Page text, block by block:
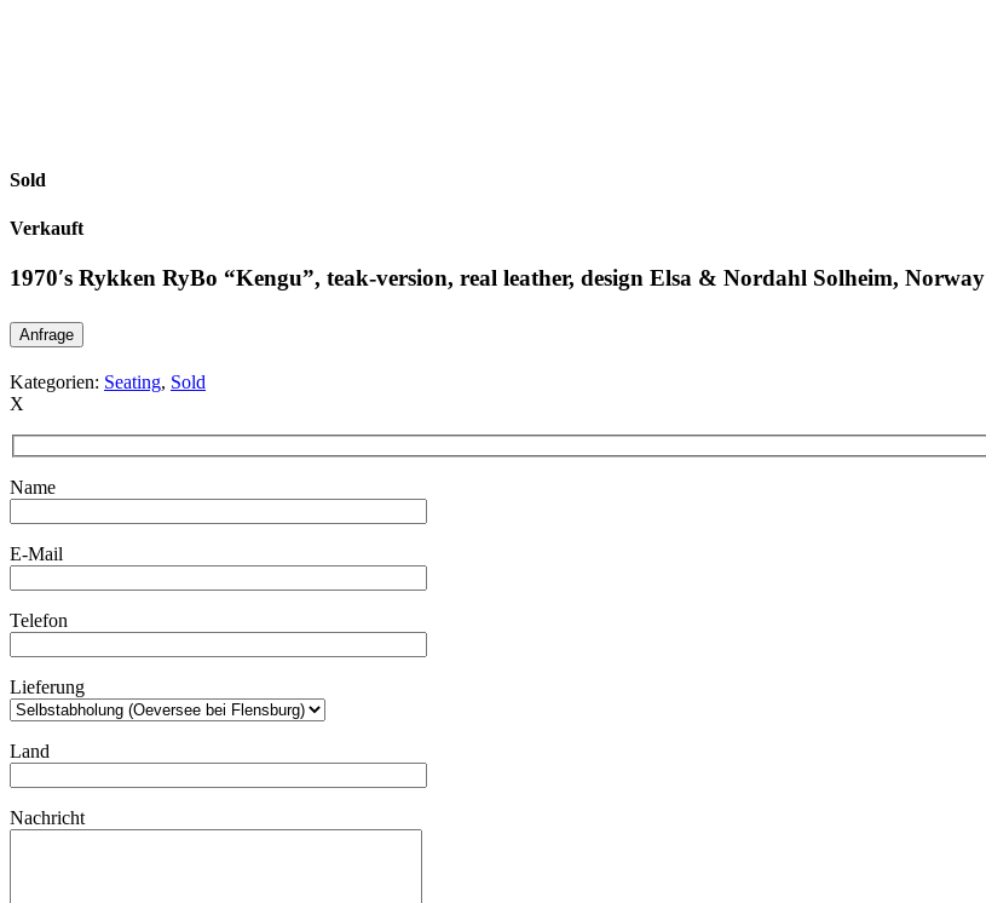
Sold
Verkauft
1970′s Rykken RyBo “Kengu”, teak-version, real leather, design Elsa & Nordahl Solheim, Norway
Anfrage
Kategorien: Seating, Sold
X
Name
E-Mail
Telefon
Lieferung
Land
Nachricht